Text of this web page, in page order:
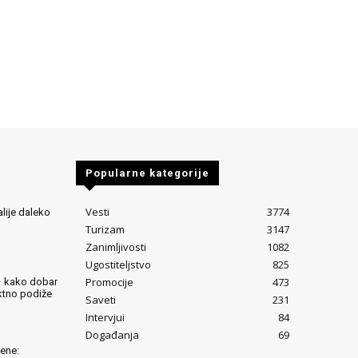
daleko
kako dobar
podiže
Popularne kategorije
Vesti
3774
Turizam
3147
Zanimljivosti
1082
Ugostiteljstvo
825
Promocije
473
Saveti
231
Intervjui
84
Događanja
69